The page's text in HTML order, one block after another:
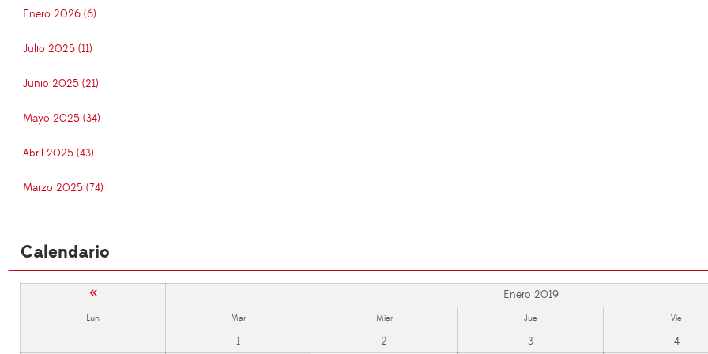
Enero 2026 (6)
Julio 2025 (11)
Junio 2025 (21)
Mayo 2025 (34)
Abril 2025 (43)
Marzo 2025 (74)
Calendario
« Enero 2019
Lun Mar Mier Jue Vie
1 2 3 4